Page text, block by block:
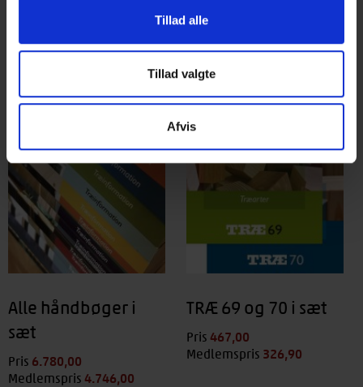
Tillad alle
Tillad valgte
Afvis
Alle håndbøger i
sæt
Pris 6.780,00
Medlemspris 4.746,00
TRÆ 69 og 70 i sæt
Pris 467,00
Medlemspris 326,90